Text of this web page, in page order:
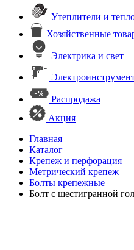
Утеплители и
Хозяйственные
Электрика и свет
Распродажа
Акция
Главная
Каталог
Крепеж и перфорация
Метрический крепеж
Болты крепежные
Болт с шестигранной